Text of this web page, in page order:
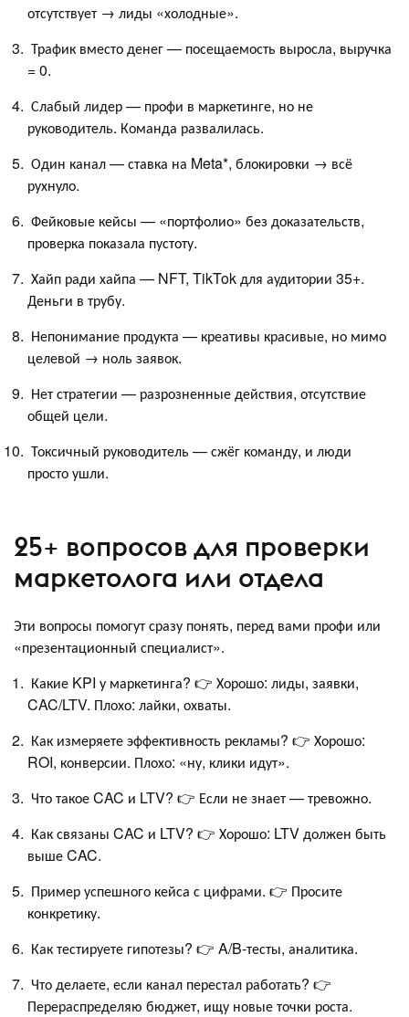
отсутствует → лиды «холодные».
Трафик вместо денег — посещаемость выросла, выручка
= 0.
Слабый лидер — профи в маркетинге, но не
руководитель. Команда развалилась.
Один канал — ставка на Meta*, блокировки → всё
рухнуло.
Фейковые кейсы — «портфолио» без доказательств,
проверка показала пустоту.
Хайп ради хайпа — NFT, TikTok для аудитории 35+.
Деньги в трубу.
Непонимание продукта — креативы красивые, но мимо
целевой → ноль заявок.
Нет стратегии — разрозненные действия, отсутствие
общей цели.
Токсичный руководитель — сжёг команду, и люди
просто ушли.
25+ вопросов для проверки
маркетолога или отдела
Эти вопросы помогут сразу понять, перед вами профи или
«презентационный специалист».
Какие KPI у маркетинга? 👉 Хорошо: лиды, заявки,
CAC/LTV. Плохо: лайки, охваты.
Как измеряете эффективность рекламы? 👉 Хорошо:
ROI, конверсии. Плохо: «ну, клики идут».
Что такое CAC и LTV? 👉 Если не знает — тревожно.
Как связаны CAC и LTV? 👉 Хорошо: LTV должен быть
выше CAC.
Пример успешного кейса с цифрами. 👉 Просите
конкретику.
Как тестируете гипотезы? 👉 A/B-тесты, аналитика.
Что делаете, если канал перестал работать? 👉
Перераспределяю бюджет, ищу новые точки роста.